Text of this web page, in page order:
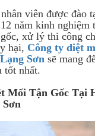
viên được đào
năm kinh nghiệm
xử lý thi công
hại, Công ty diệt
Lạng Sơn sẽ mang
tốt nhất.
Mối Tận Gốc Tại